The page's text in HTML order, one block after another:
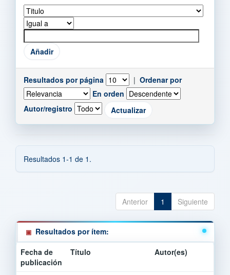
Resultados por página | Ordenar por
En orden
Autor/registro
Resultados 1-1 de 1.
Anterior 1 Siguiente
Resultados por ítem:
Fecha de
publicación
Título Autor(es)